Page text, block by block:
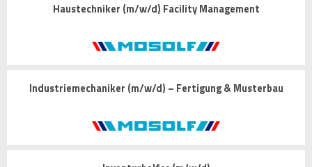
Haustechniker (m/w/d) Facility Management
Industriemechaniker (m/w/d) – Fertigung & Musterbau